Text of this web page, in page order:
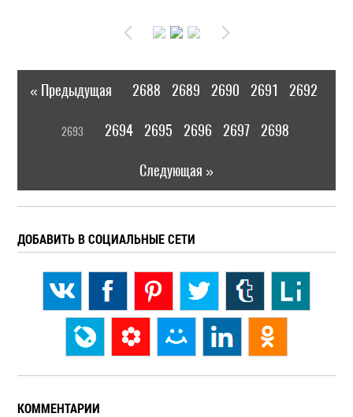
« Предыдущая 2688 2689 2690 2691 2692
2693 2694 2695 2696 2697 2698
Следующая »
ДОБАВИТЬ В СОЦИАЛЬНЫЕ СЕТИ
КОММЕНТАРИИ